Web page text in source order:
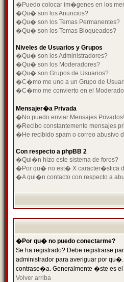
�Puedo colocar im�genes en los
�Qu� son los Anuncios?
�Qu� son los Temas Permanentes?
�Qu� son los Temas Bloqueados?
Niveles de Usuarios y Grupos
�Qu� son los Administradores?
�Qu� son los Moderadores?
�Qu� son Grupos de Usuarios?
�C�mo me uno a un Grupo de
�C�mo me convierto en el
Mensajer�a Privada
�No puedo enviar Mensajes Privados!
�Recibo constantemente mensajes
�He recibido spam o correo abusivo
Con respecto a phpBB 2
�Qui�n hizo este sistema de foros?
�Por qu� no est� X caracter�stica
�A qui�n contacto con respecto a
�Por qu� no puedo conectarme?
Se ha registrado? Debe registrarse
administrador para averiguar por
contrase�a. Generalmente �ste es el
Volver arriba